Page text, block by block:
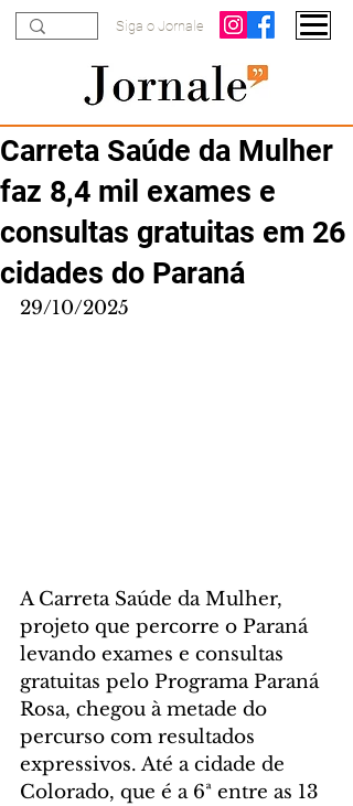
Siga o Jornale
Carreta Saúde da Mulher
faz 8,4 mil exames e
consultas gratuitas em 26
cidades do Paraná
29/10/2025
A Carreta Saúde da Mulher,
projeto que percorre o Paraná
levando exames e consultas
gratuitas pelo Programa Paraná
Rosa, chegou à metade do
percurso com resultados
expressivos. Até a cidade de
Colorado, que é a 6ª entre as 13